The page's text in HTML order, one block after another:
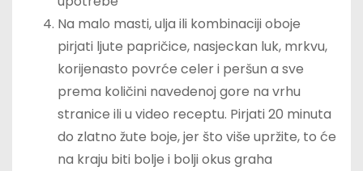
Na malo masti, ulja ili kombinaciji oboje
pirjati ljute papričice, nasjeckan luk, mrkvu,
korijenasto povrće celer i peršun a sve
prema količini navedenoj gore na vrhu
stranice ili u video receptu. Pirjati 20 minuta
do zlatno žute boje, jer što više upržite, to će
na kraju biti bolje i bolji okus graha